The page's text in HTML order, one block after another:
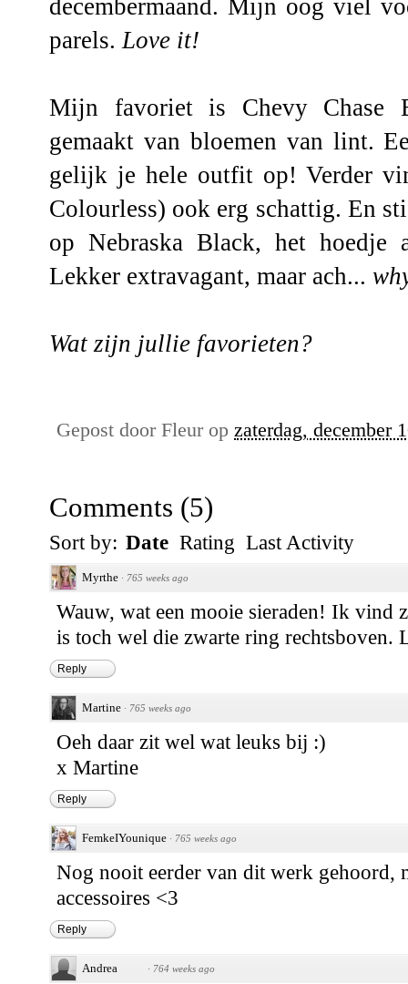
decembermaand. Mijn oog viel
parels.Love it!
Mijn favoriet is Chevy Chase
gemaakt van bloemen van lint.
gelijk je hele outfit op! Verder
Colourless) ook erg schattig. En
op Nebraska Black, het hoedje
Lekker extravagant, maar ach...
Wat zijn jullie favorieten?
Gepost door Fleur op zaterdag, december
Comments (5)
Sort by: Date Rating Last Activity
Myrthe · 765 weeks ago
Wauw, wat een mooie sieraden! Ik vind
is toch wel die zwarte ring rechtsboven.
Reply
Martine · 765 weeks ago
Oeh daar zit wel wat leuks bij :)
x Martine
Reply
FemkeIYounique · 765 weeks ago
Nog nooit eerder van dit werk gehoord,
accessoires <3
Reply
Andrea · 764 weeks ago